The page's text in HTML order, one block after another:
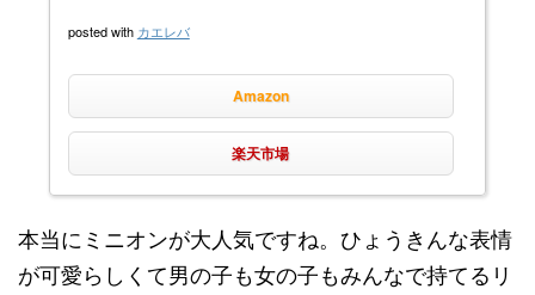
posted with カエレバ
Amazon
楽天市場
本当にミニオンが大人気ですね。ひょうきんな表情
が可愛らしくて男の子も女の子もみんなで持てるリ